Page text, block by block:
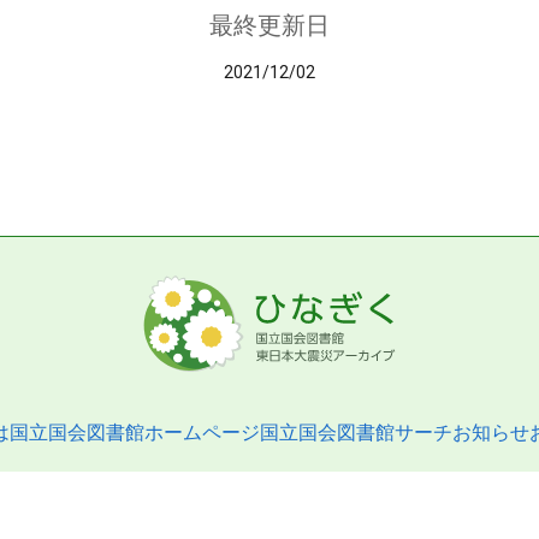
最終更新日
2021/12/02
国立国会図書館ホームページ国立国会図書館サーチお知らせ